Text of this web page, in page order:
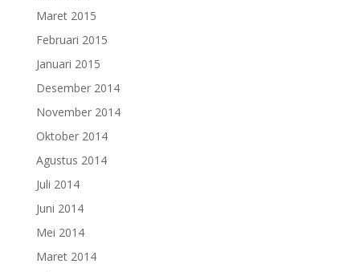
Maret 2015
Februari 2015
Januari 2015
Desember 2014
November 2014
Oktober 2014
Agustus 2014
Juli 2014
Juni 2014
Mei 2014
Maret 2014